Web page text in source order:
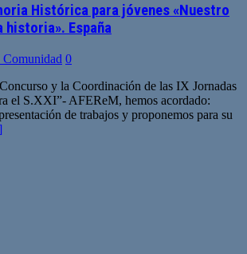
Histórica para jóvenes «Nuestro
España
0
y la Coordinación de las IX Jornadas
el S.XXI”- AFEReM, hemos acordado:
de trabajos y proponemos para su